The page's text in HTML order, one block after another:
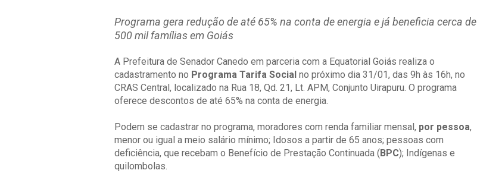
Programa gera redução de até 65% na conta de energia e já beneficia cerca de
500 mil famílias em Goiás
A Prefeitura de Senador Canedo em parceria com a Equatorial Goiás realiza o
cadastramento no Programa Tarifa Social no próximo dia 31/01, das 9h às 16h, no
CRAS Central, localizado na Rua 18, Qd. 21, Lt. APM, Conjunto Uirapuru. O programa
oferece descontos de até 65% na conta de energia.
Podem se cadastrar no programa, moradores com renda familiar mensal, por pessoa,
menor ou igual a meio salário mínimo; Idosos a partir de 65 anos; pessoas com
deficiência, que recebam o Benefício de Prestação Continuada (BPC); Indígenas e
quilombolas.